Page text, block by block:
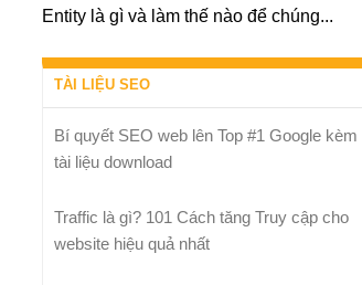
Entity là gì và làm thế nào để chúng...
TÀI LIỆU SEO
Bí quyết SEO web lên Top #1 Google kèm
tài liệu download
Traffic là gì? 101 Cách tăng Truy cập cho
website hiệu quả nhất